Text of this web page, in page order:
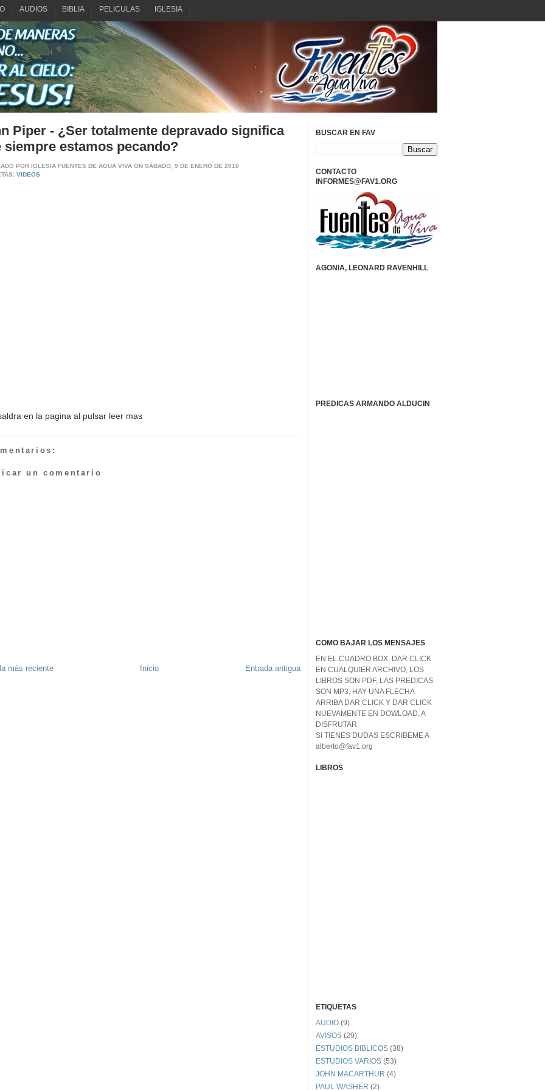
AUDIOS BIBLIA PELICULAS IGLESIA
Piper - ¿Ser totalmente depravado significa
siempre estamos pecando?
POR IGLESIA FUENTES DE AGUA VIVA ON SÁBADO, 9 DE ENERO DE 2010
VIDEOS
en la pagina al pulsar leer mas
un comentario
más reciente Entrada antigua
Inicio
BUSCAR EN FAV
CONTACTO
INFORMES@FAV1.ORG
AGONIA, LEONARD RAVENHILL
PREDICAS ARMANDO ALDUCIN
COMO BAJAR LOS MENSAJES
EN EL CUADRO BOX, DAR CLICK
EN CUALQUIER ARCHIVO, LOS
LIBROS SON PDF, LAS PREDICAS
SON MP3, HAY UNA FLECHA
ARRIBA DAR CLICK Y DAR CLICK
NUEVAMENTE EN DOWLOAD, A
DISFRUTAR.
SI TIENES DUDAS ESCRIBEME A
alberto@fav1.org
LIBROS
ETIQUETAS
AUDIO (9)
AVISOS (29)
ESTUDIOS BIBLICOS (38)
ESTUDIOS VARIOS (53)
JOHN MACARTHUR (4)
PAUL WASHER (2)